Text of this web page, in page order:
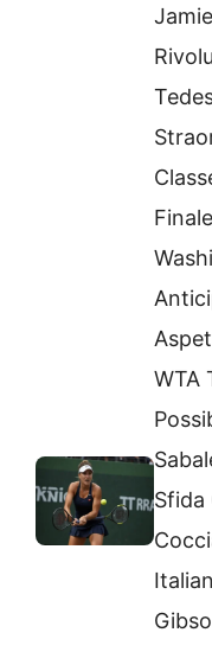
WTA
Sfida